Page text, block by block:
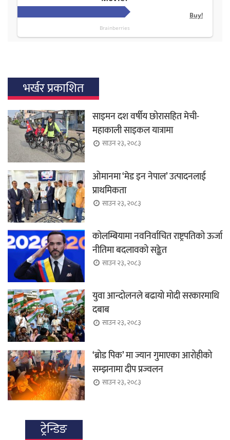
भर्खर प्रकाशित
साइमन दश वर्षीय छोरासहित मेची-
महाकाली साइकल यात्रामा
साउन २३, २०८३
ओमानमा ‘मेड इन नेपाल’ उत्पादनलाई
प्राथमिकता
साउन २३, २०८३
कोलम्बियामा नवनिर्वाचित राष्ट्रपतिको ऊर्जा
नीतिमा बदलावको सङ्केत
साउन २३, २०८३
युवा आन्दोलनले बढायो मोदी सरकारमाथि
दबाब
साउन २३, २०८३
‘ब्रोड पिक’ मा ज्यान गुमाएका आरोहीको
सम्झनामा दीप प्रज्वलन
साउन २३, २०८३
ट्रेन्डिङ